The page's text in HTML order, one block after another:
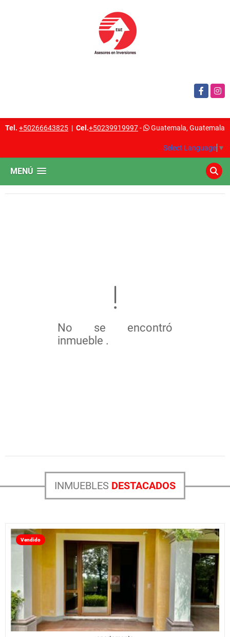
Facebook
Tel. +50266643825 | Cel.+50239919997- Guatemala, Guatemala
Select Language ▼
MENÚ
No se encontró
inmueble .
INMUEBLES DESTACADOS
Vendido